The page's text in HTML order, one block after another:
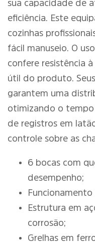
sua capacidade de
eficiência. Este
cozinhas
fácil manuseio. O
confere resistência
útil do produto.
garantem uma
otimizando o tempo
de registros em
controle sobre as
6 bocas com
desempenho;
Funcionamento
Estrutura em
corrosão;
Grelhas em